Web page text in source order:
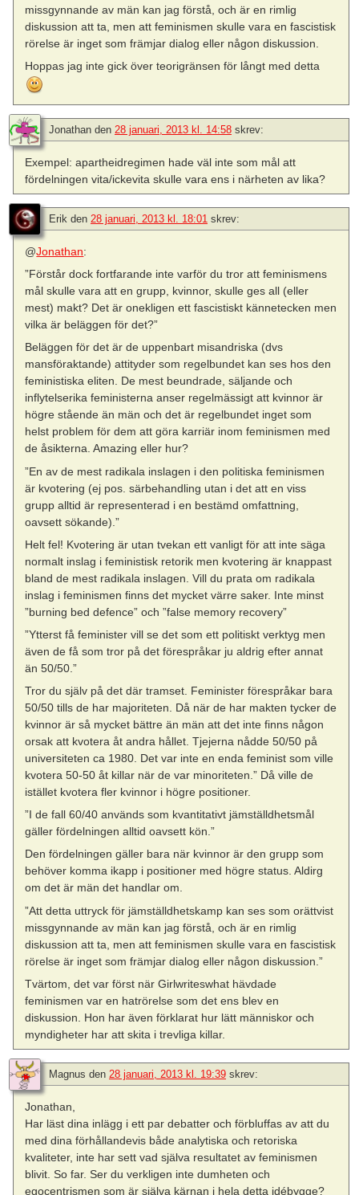
missgynnande av män kan jag förstå, och är en rimlig
diskussion att ta, men att feminismen skulle vara en fascistisk
rörelse är inget som främjar dialog eller någon diskussion.
Hoppas jag inte gick över teorigränsen för långt med detta
Jonathan den 28 januari, 2013 kl. 14:58 skrev:
Exempel: apartheidregimen hade väl inte som mål att
fördelningen vita/ickevita skulle vara ens i närheten av lika?
Erik den 28 januari, 2013 kl. 18:01 skrev:
@Jonathan:
”Förstår dock fortfarande inte varför du tror att feminismens
mål skulle vara att en grupp, kvinnor, skulle ges all (eller
mest) makt? Det är onekligen ett fascistiskt kännetecken men
vilka är beläggen för det?”
Beläggen för det är de uppenbart misandriska (dvs
mansföraktande) attityder som regelbundet kan ses hos den
feministiska eliten. De mest beundrade, säljande och
inflytelserika feministerna anser regelmässigt att kvinnor är
högre stående än män och det är regelbundet inget som
helst problem för dem att göra karriär inom feminismen med
de åsikterna. Amazing eller hur?
”En av de mest radikala inslagen i den politiska feminismen
är kvotering (ej pos. särbehandling utan i det att en viss
grupp alltid är representerad i en bestämd omfattning,
oavsett sökande).”
Helt fel! Kvotering är utan tvekan ett vanligt för att inte säga
normalt inslag i feministisk retorik men kvotering är knappast
bland de mest radikala inslagen. Vill du prata om radikala
inslag i feminismen finns det mycket värre saker. Inte minst
”burning bed defence” och ”false memory recovery”
”Ytterst få feminister vill se det som ett politiskt verktyg men
även de få som tror på det förespråkar ju aldrig efter annat
än 50/50.”
Tror du själv på det där tramset. Feminister förespråkar bara
50/50 tills de har majoriteten. Då när de har makten tycker de
kvinnor är så mycket bättre än män att det inte finns någon
orsak att kvotera åt andra hållet. Tjejerna nådde 50/50 på
universiteten ca 1980. Det var inte en enda feminist som ville
kvotera 50-50 åt killar när de var minoriteten.” Då ville de
istället kvotera fler kvinnor i högre positioner.
”I de fall 60/40 används som kvantitativt jämställdhetsmål
gäller fördelningen alltid oavsett kön.”
Den fördelningen gäller bara när kvinnor är den grupp som
behöver komma ikapp i positioner med högre status. Aldirg
om det är män det handlar om.
”Att detta uttryck för jämställdhetskamp kan ses som orättvist
missgynnande av män kan jag förstå, och är en rimlig
diskussion att ta, men att feminismen skulle vara en fascistisk
rörelse är inget som främjar dialog eller någon diskussion.”
Tvärtom, det var först när Girlwriteswhat hävdade
feminismen var en hatrörelse som det ens blev en
diskussion. Hon har även förklarat hur lätt människor och
myndigheter har att skita i trevliga killar.
Magnus den 28 januari, 2013 kl. 19:39 skrev:
Jonathan,
Har läst dina inlägg i ett par debatter och förbluffas av att du
med dina förhållandevis både analytiska och retoriska
kvaliteter, inte har sett vad själva resultatet av feminismen
blivit. So far. Ser du verkligen inte dumheten och
egocentrismen som är själva kärnan i hela detta idébygge?